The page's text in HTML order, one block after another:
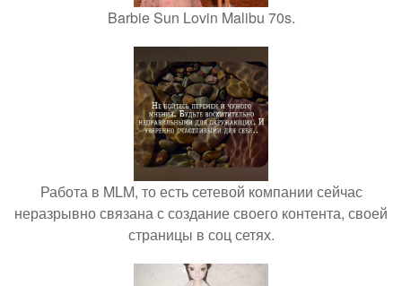
Barbie Sun Lovin Malibu 70s.
Работа в MLM, то есть сетевой компании сейчас
неразрывно связана с создание своего контента, своей
страницы в соц сетях.